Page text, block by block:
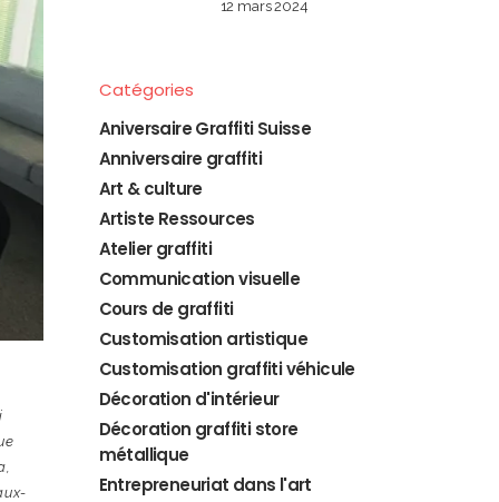
12 mars 2024
Catégories
Aniversaire Graffiti Suisse
Anniversaire graffiti
Art & culture
Artiste Ressources
Atelier graffiti
Communication visuelle
Cours de graffiti
Customisation artistique
Customisation graffiti véhicule
Décoration d'intérieur
Décoration graffiti store
métallique
Entrepreneuriat dans l'art